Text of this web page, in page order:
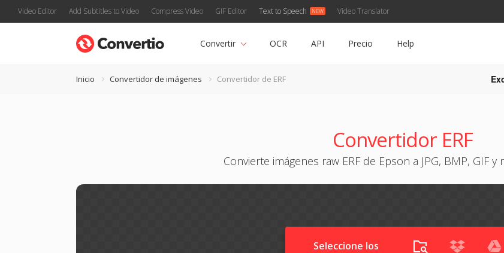
Video Editor Add Subtitles to Video Compress Video GIF Editor Text to Speech Video Translator
Convertir OCR API Precio Help
Inicio Convertidor de imágenes Convertidor de ERF
Convertidor ERF
Convierte imágenes raw ERF de Epson a JPG, BMP, GIF
Seleccione los